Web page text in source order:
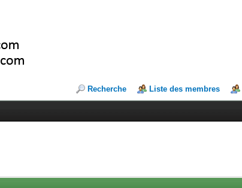
Recherche Liste des membres